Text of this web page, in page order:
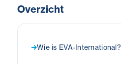
Overzicht
Wie is EVA-International?